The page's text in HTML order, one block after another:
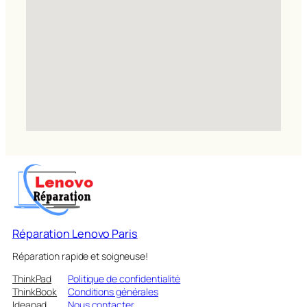
Réparation Lenovo Paris
Réparation rapide et soigneuse!
ThinkPad
ThinkBook
Politique de confidentialité
Conditions générales